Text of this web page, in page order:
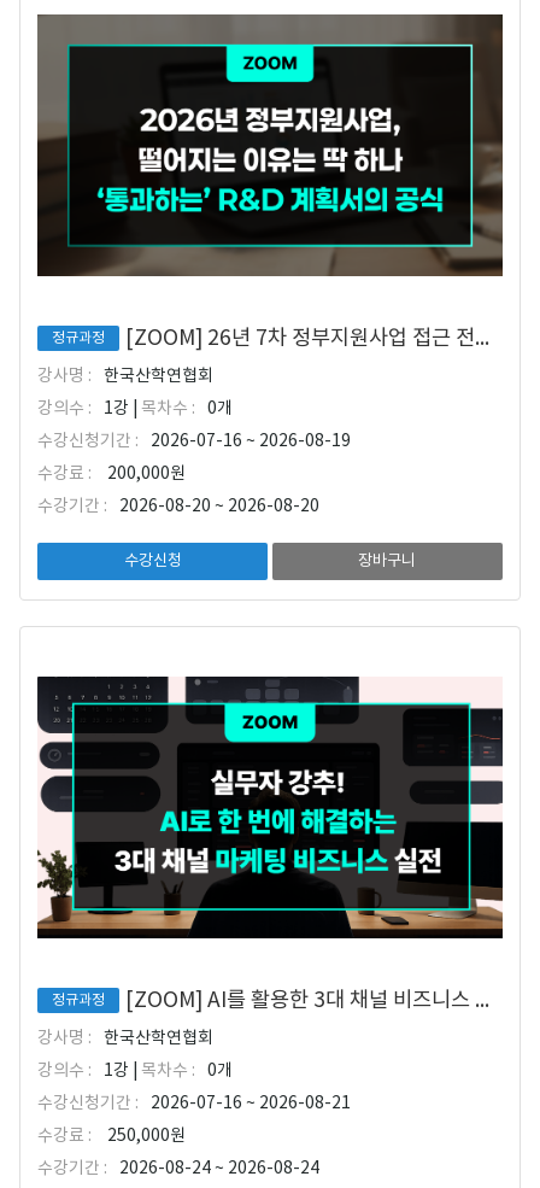
정규과정 [ZOOM] 26년 7차 정부지원사업 접근 전략과 ALL-PASS 연구개발계획서 작성법
강사명 :
한국산학연협회
강의수 :
1강 | 목차수 :
0개
수강신청기간 :
2026-07-16 ~ 2026-08-19
수강료 :
200,000원
수강기간 :
2026-08-20 ~ 2026-08-20
수강신청 장바구니
정규과정 [ZOOM] AI를 활용한 3대 채널 비즈니스 마케팅 실무 과정
강사명 :
한국산학연협회
강의수 :
1강 | 목차수 :
0개
수강신청기간 :
2026-07-16 ~ 2026-08-21
수강료 :
250,000원
수강기간 :
2026-08-24 ~ 2026-08-24